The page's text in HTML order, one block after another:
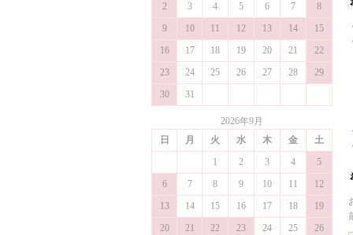
2
3 4 5 6 7
8
9
10 11 12 13 14
15
16
17 18 19 20 21
22
23
24 25 26 27 28
29
30
31
2026年9月
日
月 火 水 木 金
土
1
2 3 4
5
6
7 8 9 10 11
12
13
14 15 16 17 18
19
20
21 22 23 24 25
26